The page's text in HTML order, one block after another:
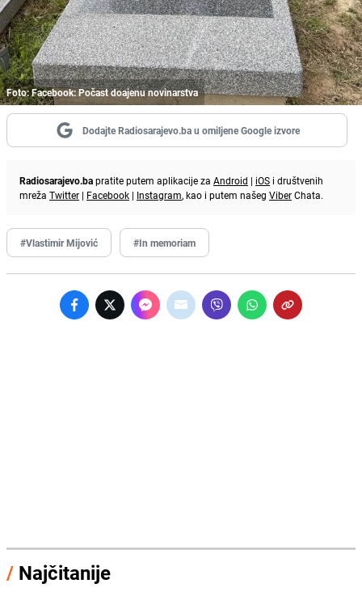
Foto: Facebook: Počast doajenu novinarstva
Dodajte Radiosarajevo.ba u omiljene Google izvore
Radiosarajevo.bapratite putem aplikacije za Android | iOS i društvenih
mreža Twitter | Facebook | Instagram, kao i putem našeg ViberChata.
#Vlastimir Mijović #In memoriam
/ Najčitanije